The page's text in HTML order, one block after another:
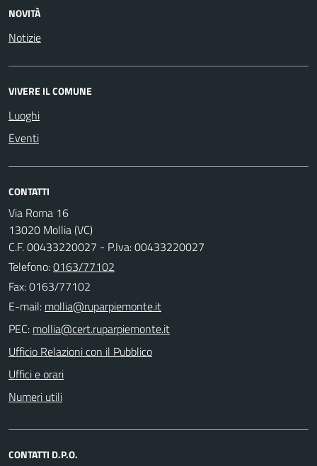
NOVITÀ
Notizie
VIVERE IL COMUNE
Luoghi
Eventi
CONTATTI
Via Roma 16
13020 Mollia (VC)
C.F. 00433220027 - P.Iva: 00433220027
Telefono:0163/77102
Fax: 0163/77102
E-mail:
PEC:
Ufficio Relazioni con il Pubblico
Uffici e orari
Numeri utili
CONTATTI D.P.O.